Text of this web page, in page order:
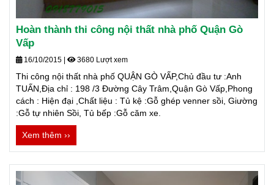
Hoàn thành thi công nội thất nhà phố Quận Gò
Vấp
16/10/2015 3680 Lượt xem
Thi công nội thất nhà phố QUẬN GÒ VẤP,Chủ đầu tư :Anh
TUẤN,Địa chỉ : 198 /3 Đường Cây Trâm,Quận Gò Vấp,Phong
cách : Hiện đại ,Chất liệu : Tủ kệ :Gỗ ghép venner sồi, Giường
:Gỗ tự nhiên Sồi, Tủ bếp :Gỗ căm xe.
Xem thêm ››